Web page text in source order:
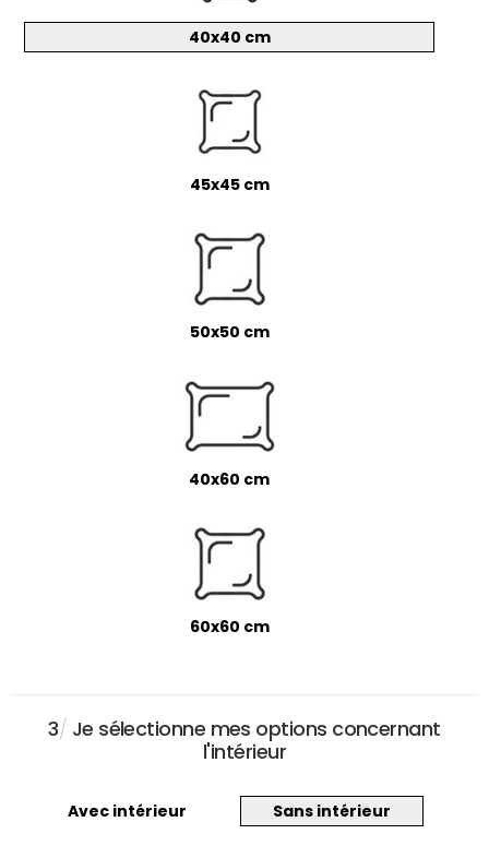
40x40 cm
45x45 cm
50x50 cm
40x60 cm
60x60 cm
3/ Je sélectionne mes options concernant
l'intérieur
Avec intérieur Sans intérieur